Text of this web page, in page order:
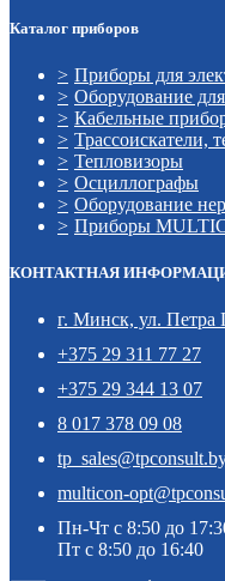
Каталог приборов
Приборы для
Оборудование
Кабельные
Трассоискатели,
Тепловизоры
Осциллографы
Оборудование
Приборы
КОНТАКТНАЯ
г. Минск, ул. Петра
+375 29 311 77 27
+375 29 344 13 07
8 017 378 09 08
multicon-
Пн-Чт с 8:50 до
Пт с 8:50 до 16:40